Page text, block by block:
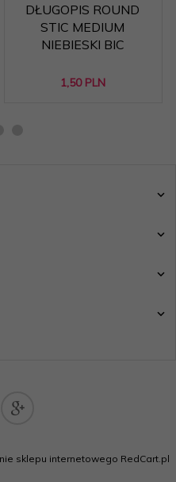
DŁUGOPIS ROUND
STIC MEDIUM
NIEBIESKI BIC
1,50 PLN
sklepu internetowego RedCart.pl